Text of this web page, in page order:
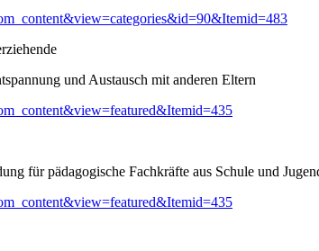
und Austausch mit anderen Eltern
für pädagogische Fachkräfte aus Schule und